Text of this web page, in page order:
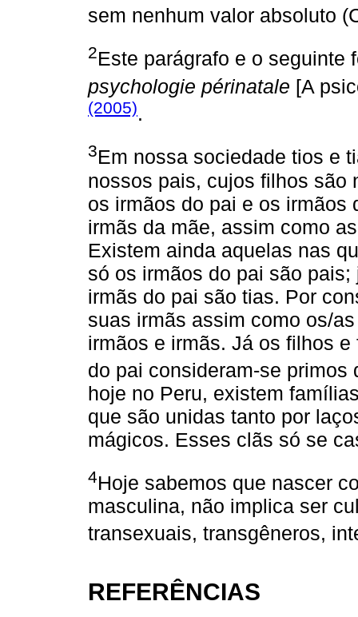
sem nenhum valor absoluto
2Este parágrafo e o
psychologie périnatale [A
(2005).
3Em nossa sociedade tios e
nossos pais, cujos filhos são
os irmãos do pai e os irmãos
irmãs da mãe, assim como
Existem ainda aquelas nas
só os irmãos do pai são
irmãs do pai são tias. Por
suas irmãs assim como os/
irmãos e irmãs. Já os filhos
do pai consideram-se
hoje no Peru, existem
que são unidas tanto por
mágicos. Esses clãs só se
4Hoje sabemos que nascer
masculina, não implica ser
transexuais, transgêneros,
REFERÊNCIAS